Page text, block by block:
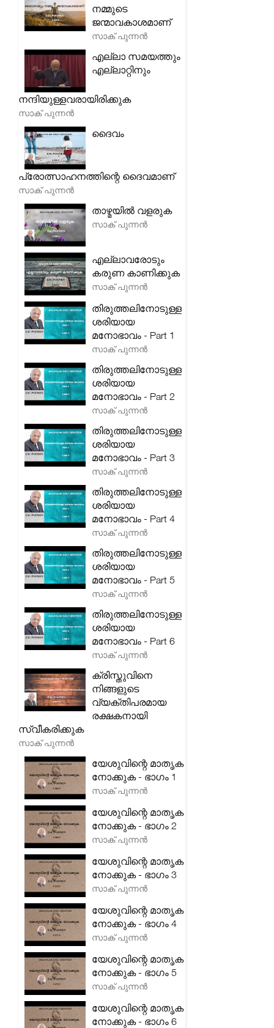
നമ്മുടെ
ജന്മാവകാശമാണ്
സാക് പുന്നൻ
എല്ലാ സമയത്തും
എല്ലാറ്റിനും
നന്ദിയുള്ളവരായിരിക്കുക
സാക് പുന്നൻ
ദൈവം
പ്രോത്സാഹനത്തിന്റെ ദൈവമാണ്
സാക് പുന്നൻ
താഴ്മയിൽ വളരുക
സാക് പുന്നൻ
എല്ലാവരോടും
കരുണ കാണിക്കുക
സാക് പുന്നൻ
തിരുത്തലിനോടുള്ള
ശരിയായ
മനോഭാവം - Part 1
സാക് പുന്നൻ
തിരുത്തലിനോടുള്ള
ശരിയായ
മനോഭാവം - Part 2
സാക് പുന്നൻ
തിരുത്തലിനോടുള്ള
ശരിയായ
മനോഭാവം - Part 3
സാക് പുന്നൻ
തിരുത്തലിനോടുള്ള
ശരിയായ
മനോഭാവം - Part 4
സാക് പുന്നൻ
തിരുത്തലിനോടുള്ള
ശരിയായ
മനോഭാവം - Part 5
സാക് പുന്നൻ
തിരുത്തലിനോടുള്ള
ശരിയായ
മനോഭാവം - Part 6
സാക് പുന്നൻ
ക്രിസ്തുവിനെ
നിങ്ങളുടെ
വ്യക്തിപരമായ
രക്ഷകനായി
സ്വീകരിക്കുക
സാക് പുന്നൻ
യേശുവിന്റെ മാതൃക
നോക്കുക - ഭാഗം 1
സാക് പുന്നൻ
യേശുവിന്റെ മാതൃക
നോക്കുക - ഭാഗം 2
സാക് പുന്നൻ
യേശുവിന്റെ മാതൃക
നോക്കുക - ഭാഗം 3
സാക് പുന്നൻ
യേശുവിന്റെ മാതൃക
നോക്കുക - ഭാഗം 4
സാക് പുന്നൻ
യേശുവിന്റെ മാതൃക
നോക്കുക - ഭാഗം 5
സാക് പുന്നൻ
യേശുവിന്റെ മാതൃക
നോക്കുക - ഭാഗം 6